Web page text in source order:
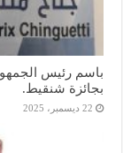
باسم رئيس
بجائزة شنقيط.
22 ديسمبر، 2025